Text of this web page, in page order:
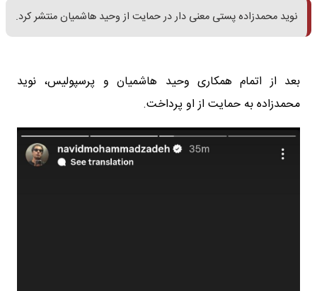
نوید محمدزاده پستی معنی دار در حمایت از وحید هاشمیان منتشر کرد.
بعد از اتمام همکاری وحید هاشمیان و پرسپولیس، نوید
محمدزاده به حمایت از او پرداخت.